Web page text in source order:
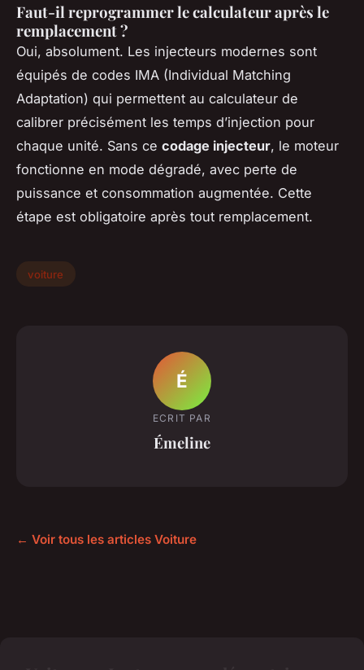
Faut-il reprogrammer le calculateur après le
remplacement ?
Oui, absolument. Les injecteurs modernes sont
équipés de codes IMA (Individual Matching
Adaptation) qui permettent au calculateur de
calibrer précisément les temps d’injection pour
chaque unité. Sans ce codage injecteur, le moteur
fonctionne en mode dégradé, avec perte de
puissance et consommation augmentée. Cette
étape est obligatoire après tout remplacement.
voiture
É
ECRIT PAR
Émeline
← Voir tous les articles Voiture